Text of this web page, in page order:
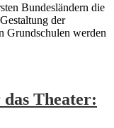
Bundesländern die
der
Grundschulen werden
Theater: